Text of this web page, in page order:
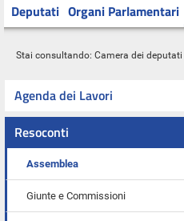
Deputati Organi Parlamentari
Stai consultando: Camera dei deputati
Agenda dei Lavori
Resoconti
Assemblea
Giunte e Commissioni